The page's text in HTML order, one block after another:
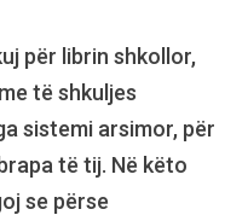
për librin shkollor,
të shkuljes
sistemi arsimor, për
të tij. Në këto
se përse